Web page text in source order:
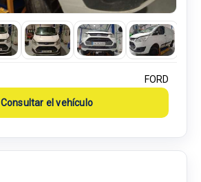
FORD
Consultar el vehículo